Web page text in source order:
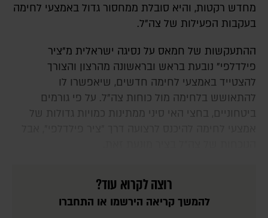
מחדש רקטות, והיא סובלת ממחסור גדול באמצעי לחימה
בעקבות הפעילות של צה"ל.
ההתעקשות של חמאס על נסיגה ישראלית מ"ציר
פילדלפי" נובעת בראש ובראשונה מהרצון והצורך
להצטייד באמצעי לחימה חדשים, שיאפשרו לו
להתאושש בלחימה מול כוחות צה"ל. על פי גורמים
ביטחוניים, בחצי האי סיני ממתינות כמויות גדולות של
רוצה לקרוא עוד?
להמשך קריאה הירשמו או התחברו